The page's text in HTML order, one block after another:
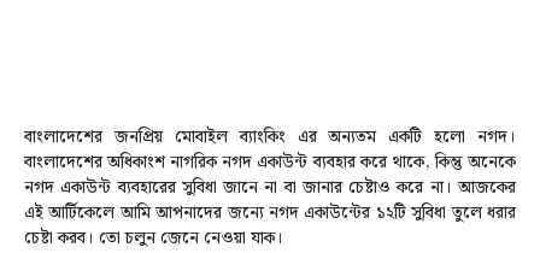
বাংলাদেশের জনপ্রিয় মোবাইল ব্যাংকিং এরঅন্যতম একটি হলো নগদ।
বাংলাদেশের অধিকাংশ নাগরিক নগদ একাউন্ট ব্যবহার করে থাকে, কিন্তু অনেকে
নগদ একাউন্ট ব্যবহারের সুবিধা জানে না বা জানার চেষ্টাও করে না। আজকের
এই আর্টিকেলে আমি আপনাদের জন্যে নগদ একাউন্টের ১২টি সুবিধা তুলে ধরার
চেষ্টা করব। তো চলুন জেনে নেওয়া যাক।